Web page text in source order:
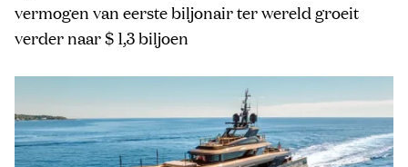
vermogen van eerste biljonair ter wereld groeit
verder naar $ 1,3 biljoen